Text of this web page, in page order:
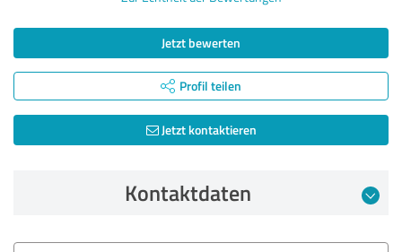
Jetzt bewerten
Profil teilen
Jetzt kontaktieren
Kontaktdaten